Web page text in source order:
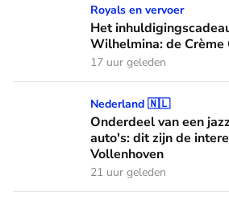
Het inhuldigingscadeau van
Royals en vervoer
Het
Wilhelmina: de Crème
17 uur geleden
Onderdeel van een jazzband én
Nederland 🇳🇱
Onderdeel van een
auto's: dit zijn de
Vollenhoven
21 uur geleden